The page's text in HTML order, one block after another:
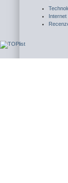
Internet